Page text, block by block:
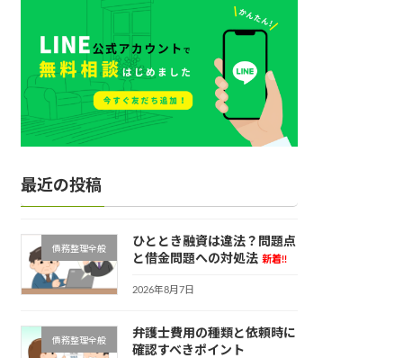
最近の投稿
債務整理全般
ひととき融資は違法？問題点
と借金問題への対処法 新着!!
2026年8月7日
債務整理全般
弁護士費用の種類と依頼時に
確認すべきポイント